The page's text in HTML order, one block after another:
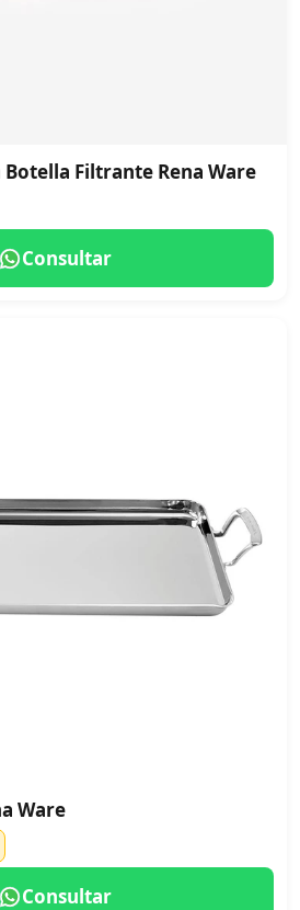
Botella Filtrante Rena Ware
Consultar
Ware
Consultar